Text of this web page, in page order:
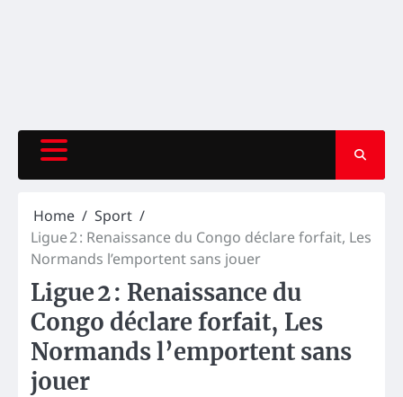
Home
Sport
Ligue 2 : Renaissance du Congo déclare forfait, Les
Normands l’emportent sans jouer
Ligue 2 : Renaissance du
Congo déclare forfait, Les
Normands l’emportent sans
jouer